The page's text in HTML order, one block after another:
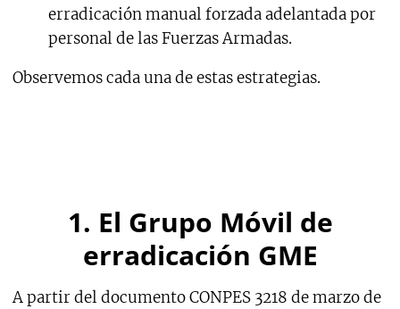
erradicación manual forzada adelantada por
personal de las Fuerzas Armadas.
Observemos cada una de estas estrategias.
1. El Grupo Móvil de
erradicación GME
A partir del documento CONPES 3218 de marzo de